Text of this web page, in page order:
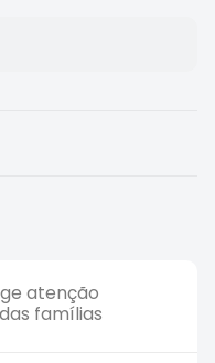
atenção
famílias